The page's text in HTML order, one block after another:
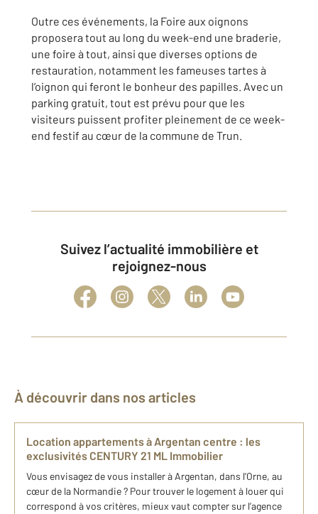
Outre ces événements, la Foire aux oignons
proposera tout au long du week-end une braderie,
une foire à tout, ainsi que diverses options de
restauration, notamment les fameuses tartes à
l’oignon qui feront le bonheur des papilles. Avec un
parking gratuit, tout est prévu pour que les
visiteurs puissent profiter pleinement de ce week-
end festif au cœur de la commune de Trun.
Suivez l’actualité immobilière et
rejoignez-nous
À découvrir dans nos articles
Location appartements à Argentan centre : les
exclusivités CENTURY 21 ML Immobilier
Vous envisagez de vous installer à Argentan, dans l’Orne, au
cœur de la Normandie ? Pour trouver le logement à louer qui
correspond à vos critères, mieux vaut compter sur l’agence